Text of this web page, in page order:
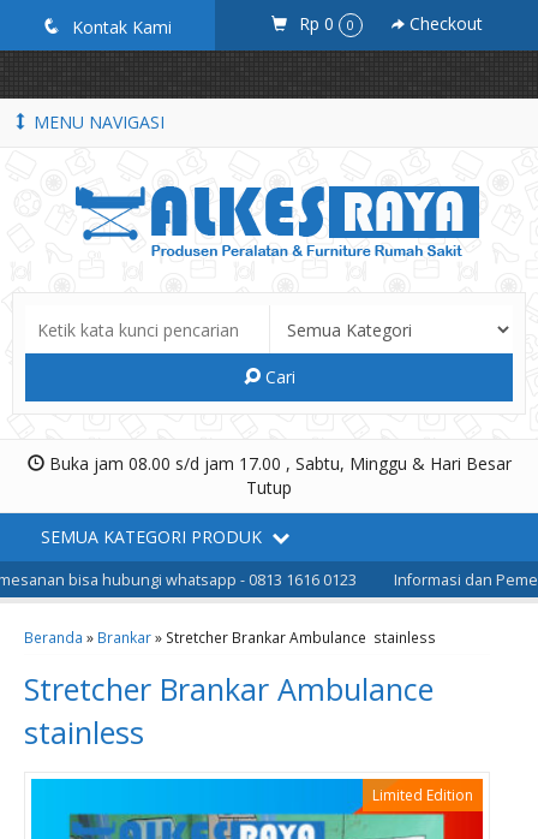
google-site-verification=_ByKEbGnuU0BE5636k9ziF71D8tEYXZhLnd-
p7x6khM
q Kontak Kami Rp 0 0 Checkout
MENU NAVIGASI
Cari
Buka jam 08.00 s/d jam 17.00 , Sabtu, Minggu & Hari Besar
Tutup
SEMUA KATEGORI PRODUK
bisa hubungi whatsapp - 0813 1616 0123 Informasi dan
Beranda » Brankar» Stretcher Brankar Ambulance stainless
Stretcher Brankar Ambulance
stainless
Limited Edition